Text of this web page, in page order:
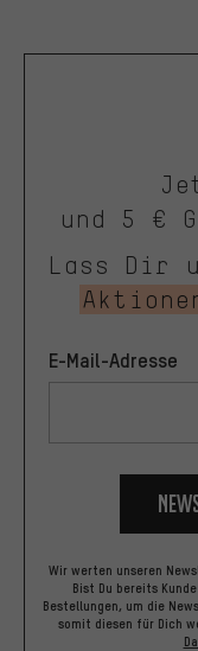
und 5 €
Lass Dir
E-Mail-Adresse
Wir werten unseren
Bist Du bereits
Bestellungen, um die
somit diesen für Dich